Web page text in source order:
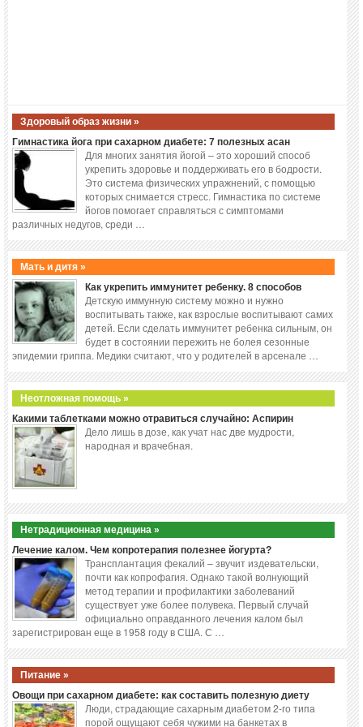
Здоровый образ жизни »
Гимнастика йога при сахарном диабете: 7 полезных асан
Для многих занятия йогой – это хороший способ
укрепить здоровье и поддерживать его в бодрости.
Это система физических упражнений, с помощью
которых снимается стресс. Гимнастика по системе
йогов помогает справляться с симптомами
различных недугов, среди …
Мать и дитя »
Как укрепить иммунитет ребенку. 8 способов
Детскую иммунную систему можно и нужно
воспитывать также, как взрослые воспитывают самих
детей. Если сделать иммунитет ребенка сильным, он
будет в состоянии пережить не болея сезонные
эпидемии гриппа. Медики считают, что у родителей в арсенале …
Неотложная помощь »
Какими таблетками можно отравиться случайно: Аспирин
Дело лишь в дозе, как учат нас две мудрости,
народная и врачебная.
Нетрадиционная медицина »
Лечение калом. Чем копротерапия полезнее йогурта?
Трансплантация фекалий – звучит издевательски,
почти как копрофагия. Однако такой волнующий
метод терапии и профилактики заболеваний
существует уже более полувека. Первый случай
официально оправданного лечения калом был
зарегистрирован еще в 1958 году в США. С …
Питание »
Овощи при сахарном диабете: как составить полезную диету
Люди, страдающие сахарным диабетом 2-го типа
порой ощущают себя чужими на банкетах в